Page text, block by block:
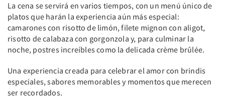
La cena se servirá en varios tiempos, con un menú único de
platos que harán la experiencia aún más especial:
camarones con risotto de limón, filete mignon con aligot,
risotto de calabaza con gorgonzola y, para culminar la
noche, postres increíbles como la delicada crème brûlée.
Una experiencia creada para celebrar el amor con brindis
especiales, sabores memorables y momentos que merecen
ser recordados.